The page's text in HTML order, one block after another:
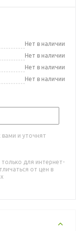
Нет в наличии
Нет в наличии
Нет в наличии
Нет в наличии
и уточнят
для интернет-
от цен в